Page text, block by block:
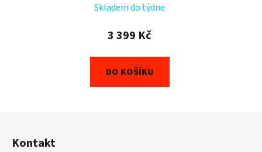
Skladem do týdne
3 399 Kč
DO KOŠÍKU
Kontakt